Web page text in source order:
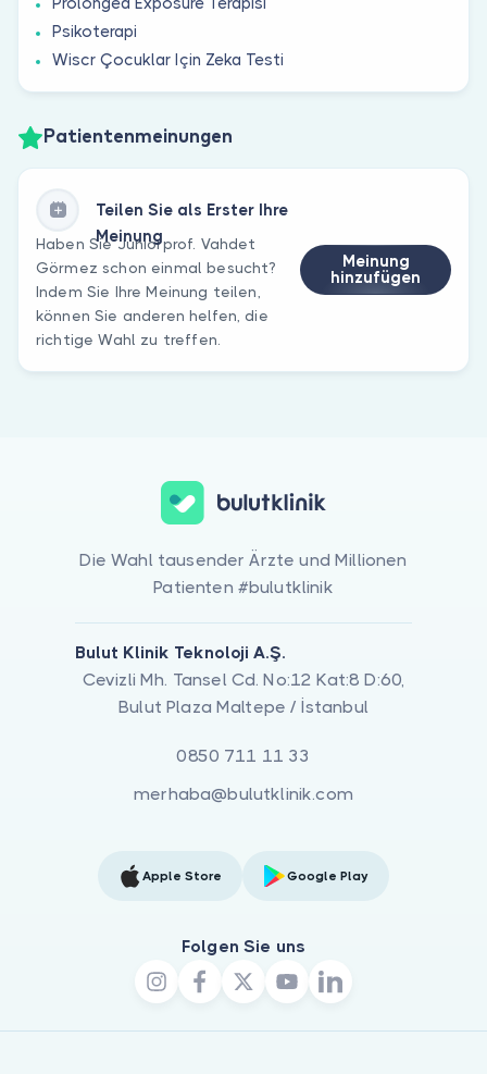
Psikoterapi
Wiscr Çocuklar Için Zeka Testi
Patientenmeinungen
Teilen Sie als Erster Ihre
Meinung
Haben Sie Juniorprof. Vahdet
Görmez schon einmal besucht?
Indem Sie Ihre Meinung teilen,
können Sie anderen helfen, die
richtige Wahl zu treffen.
Meinung
hinzufügen
Die Wahl tausender Ärzte und Millionen
Patienten #bulutklinik
Bulut Klinik Teknoloji A.Ş.
Cevizli Mh. Tansel Cd. No:12 Kat:8 D:60,
Bulut Plaza Maltepe / İstanbul
0850 711 11 33
merhaba@bulutklinik.com
Apple Store Google Play
Folgen Sie uns